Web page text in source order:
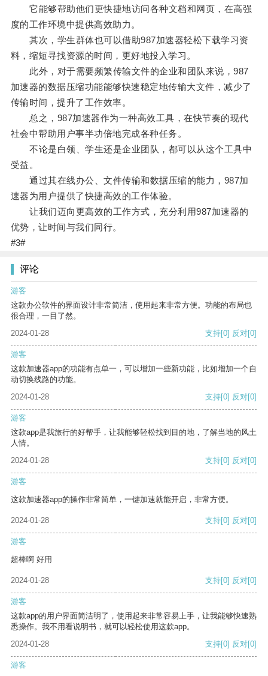
它能够帮助他们更快捷地访问各种文档和网页，在高强
度的工作环境中提供高效助力。
其次，学生群体也可以借助987加速器轻松下载学习资
料，缩短寻找资源的时间，更好地投入学习。
此外，对于需要频繁传输文件的企业和团队来说，987
加速器的数据压缩功能能够快速稳定地传输大文件，减少了
传输时间，提升了工作效率。
总之，987加速器作为一种高效工具，在快节奏的现代
社会中帮助用户事半功倍地完成各种任务。
不论是白领、学生还是企业团队，都可以从这个工具中
受益。
通过其在线办公、文件传输和数据压缩的能力，987加
速器为用户提供了快捷高效的工作体验。
让我们迈向更高效的工作方式，充分利用987加速器的
优势，让时间与我们同行。
#3#
评论
游客
这款办公软件的界面设计非常简洁，使用起来非常方便。功能的布局也
很合理，一目了然。
2024-01-28
支持[0] 反对[0]
游客
这款加速器app的功能有点单一，可以增加一些新功能，比如增加一个自
动切换线路的功能。
2024-01-28
支持[0] 反对[0]
游客
这款app是我旅行的好帮手，让我能够轻松找到目的地，了解当地的风土
人情。
2024-01-28
支持[0] 反对[0]
游客
这款加速器app的操作非常简单，一键加速就能开启，非常方便。
2024-01-28 支持[0] 反对[0]
游客
超棒啊 好用
2024-01-28 支持[0] 反对[0]
游客
这款app的用户界面简洁明了，使用起来非常容易上手，让我能够快速熟
悉操作。我不用看说明书，就可以轻松使用这款app。
2024-01-28
支持[0] 反对[0]
游客